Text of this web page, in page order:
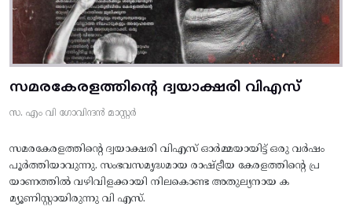
സമരകേരളത്തിൻ്റെ ദ്വയാക്ഷരി വിഎസ്
സ. എം വി ഗോവിന്ദൻ മാസ്റ്റർ
സമരകേരളത്തിൻ്റെ ദ്വയാക്ഷരി വിഎസ് ഓർമ്മയായിട്ട് ഒരു വർഷം
പൂർത്തിയാവുന്നു. സംഭവസമൃദ്ധമായ രാഷ്ട്രീയ കേരളത്തിന്റെ പ്ര
യാണത്തിൽ വഴിവിളക്കായി നിലകൊണ്ട അതുല്യനായ ക
മ്യൂണിസ്റ്റായിരുന്നു വി എസ്.